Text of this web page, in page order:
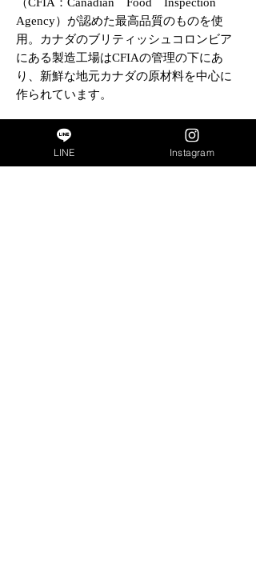
（CFIA：Canadian Food Inspection
Agency）が認めた最高品質のものを使
用。カナダのブリティッシュコロンビア
にある製造工場はCFIAの管理の下にあ
り、新鮮な地元カナダの原材料を中心に
作られています。
・4種のフードをローテーション
様々な動物性タンパク源を使用して作ら
れています。4種のフードをローテーショ
LINE Instagram